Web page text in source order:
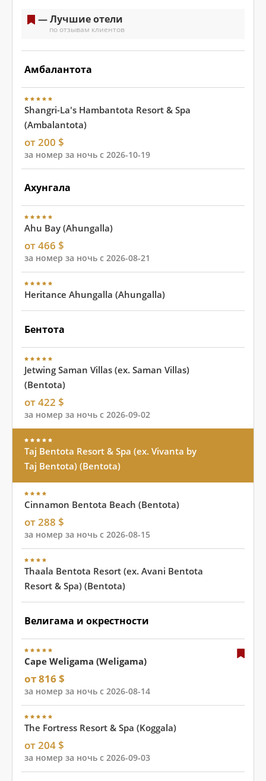
— Лучшие отели
по отзывам клиентов
Амбалантота
Shangri-La's Hambantota Resort & Spa
(Ambalantota)
от 200 $
за номер за ночь с 2026-10-19
Ахунгала
Ahu Bay (Ahungalla)
от 466 $
за номер за ночь с 2026-08-21
Heritance Ahungalla (Ahungalla)
Бентота
Jetwing Saman Villas (ex. Saman Villas)
(Bentota)
от 422 $
за номер за ночь с 2026-09-02
Taj Bentota Resort & Spa (ex. Vivanta by
Taj Bentota) (Bentota)
Cinnamon Bentota Beach (Bentota)
от 288 $
за номер за ночь с 2026-08-15
Thaala Bentota Resort (ex. Avani Bentota
Resort & Spa) (Bentota)
Велигама и окрестности
Cape Weligama (Weligama)
от 816 $
за номер за ночь с 2026-08-14
The Fortress Resort & Spa (Koggala)
от 204 $
за номер за ночь с 2026-09-03